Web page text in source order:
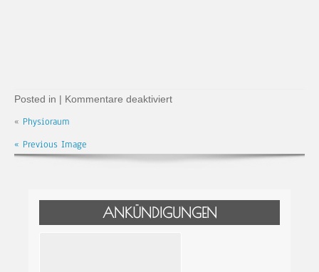
Posted in | Kommentare deaktiviertfür
« Physioraum
« Previous Image
ANKÜNDIGUNGEN